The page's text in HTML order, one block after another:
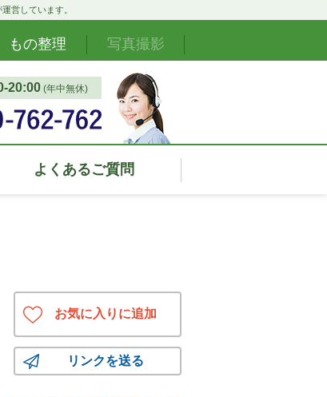
営しています。
もの整理 写真撮影
(年中無休)
よくあるご質問
お気に入りに追加
リンクを送る